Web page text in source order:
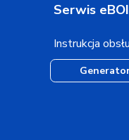
Serwis eBOI
Instrukcja